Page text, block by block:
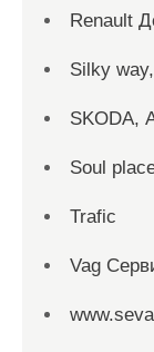
Renault
Silky
SKODA,
Soul
Trafic
Vag